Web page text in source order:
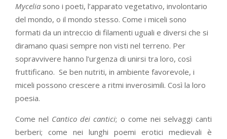
Mycelia sono i poeti, l’apparato vegetativo, involontario
del mondo, o il mondo stesso. Come i miceli sono
formati da un intreccio di filamenti uguali e diversi che si
diramano quasi sempre non visti nel terreno. Per
sopravvivere hanno l’urgenza di unirsi tra loro, così
fruttificano. Se ben nutriti, in ambiente favorevole, i
miceli possono crescere a ritmi inverosimili. Così la loro
poesia.
Come nel Cantico dei cantici; o come nei selvaggi canti
berberi; come nei lunghi poemi erotici medievali è